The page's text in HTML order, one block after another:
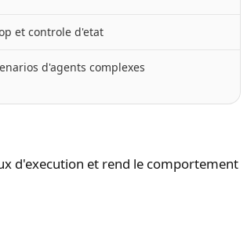
et controle d'etat
d'agents complexes
d'execution et rend le comportement